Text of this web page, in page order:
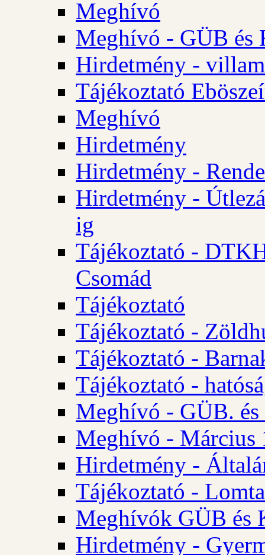
Meghívó
Meghívó - GÜB és
Hirdetmény -
Tájékoztató
Meghívó
Hirdetmény
Hirdetmény -
Hirdetmény -
ig
Tájékoztató -
Csomád
Tájékoztató
Tájékoztató -
Tájékoztató -
Tájékoztató -
Meghívó - GÜB.
Meghívó - Március
Hirdetmény -
Tájékoztató -
Meghívók GÜB és
Hirdetmény -